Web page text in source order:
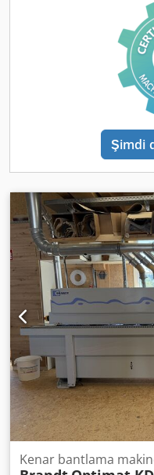
Şimdi
Kenar bantlama